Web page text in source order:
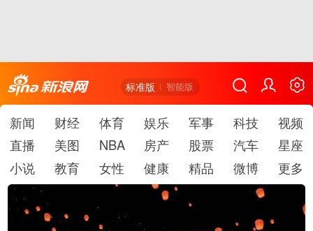
标准版 智能版
新闻 财经 体育 娱乐 军事 科技
视频
直播
美图 NBA 房产 股票 汽车
星座
小说
教育 女性 健康 精品 微博 更多